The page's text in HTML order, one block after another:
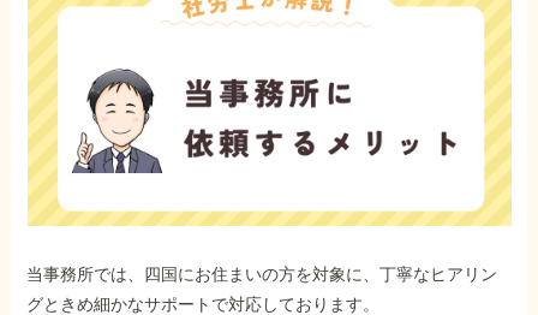
当事務所では、四国にお住まいの方を対象に、丁寧なヒアリン
グときめ細かなサポートで対応しております。